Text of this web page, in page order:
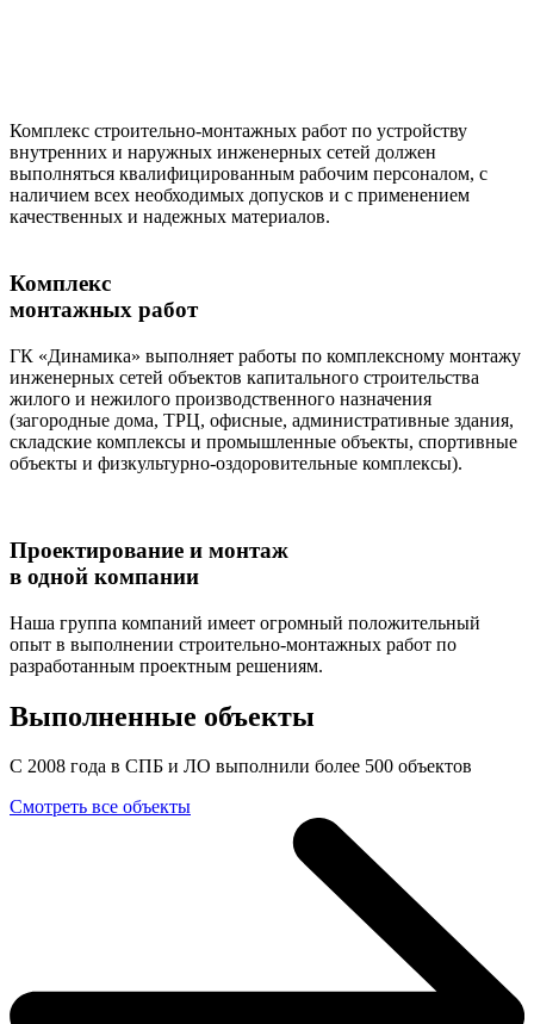
Комплекс строительно-монтажных работ по устройству
внутренних и наружных инженерных сетей должен
выполняться квалифицированным рабочим персоналом, с
наличием всех необходимых допусков и с применением
качественных и надежных материалов.
Комплекс
монтажных работ
ГК «Динамика» выполняет работы по комплексному монтажу
инженерных сетей объектов капитального строительства
жилого и нежилого производственного назначения
(загородные дома, ТРЦ, офисные, административные здания,
складские комплексы и промышленные объекты, спортивные
объекты и физкультурно-оздоровительные комплексы).
Проектирование и монтаж
в одной компании
Наша группа компаний имеет огромный положительный
опыт в выполнении строительно-монтажных работ по
разработанным проектным решениям.
Выполненные объекты
С 2008 года в СПБ и ЛО выполнили более 500 объектов
Смотреть все объекты